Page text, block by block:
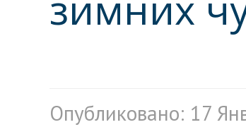
Опубликовано: 17